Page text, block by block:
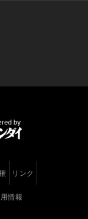
リンク
情報